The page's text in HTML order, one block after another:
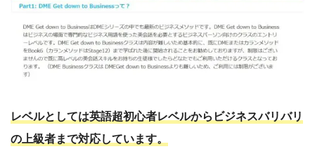
レベルとしては英語超初心者レベルからビジネスバリバリ
の上級者まで対応しています。